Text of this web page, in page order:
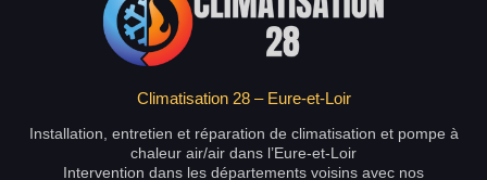
Climatisation 28 – Eure-et-Loir
Installation, entretien et réparation de climatisation et pompe à
chaleur air/air dans l’Eure-et-Loir
Intervention dans les départements voisins avec nos